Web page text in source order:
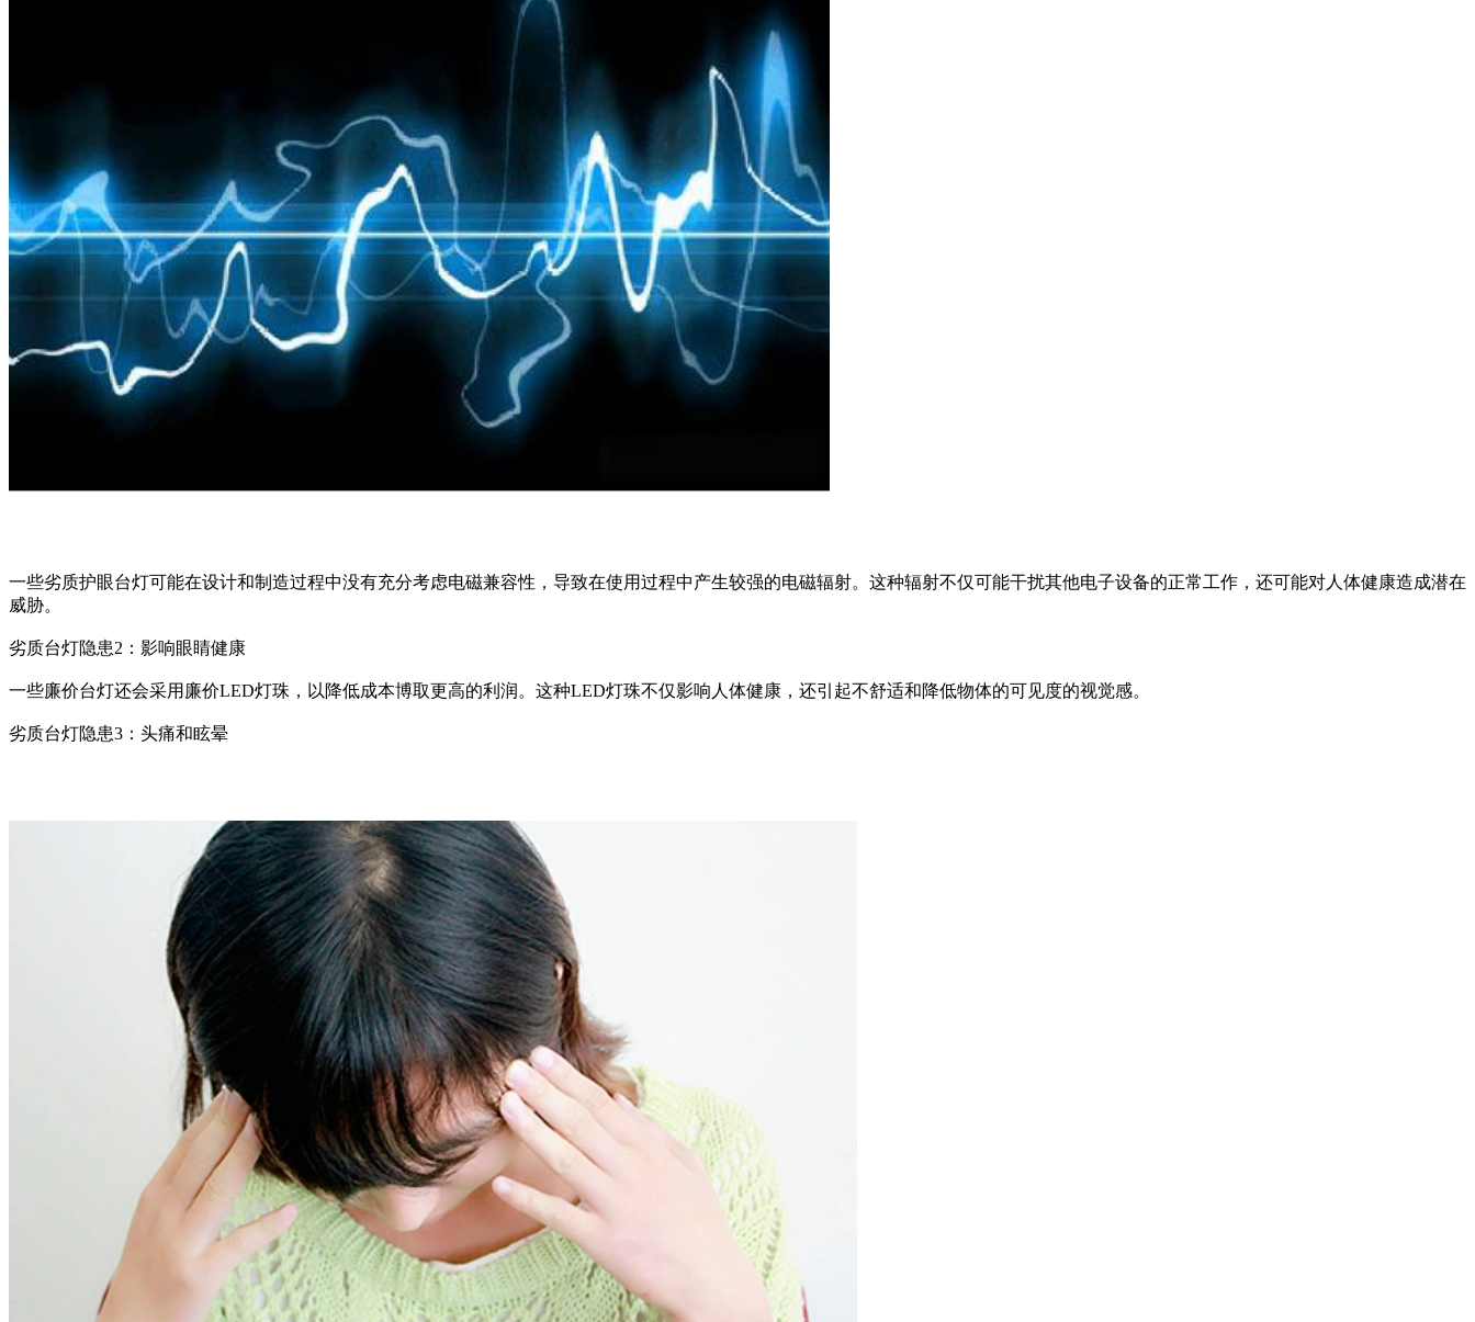
一些劣质护眼台灯可能在设计和制造过程中没有充分考虑电磁兼容性，导致在使用过程中产生较强的电磁辐射。这种辐射不仅可能干扰其他电子设备的正常工作，还可能对人体健康造成潜在
威胁。
劣质台灯隐患2：影响眼睛健康
一些廉价台灯还会采用廉价LED灯珠，以降低成本博取更高的利润。这种LED灯珠不仅影响人体健康，还引起不舒适和降低物体的可见度的视觉感。
劣质台灯隐患3：头痛和眩晕